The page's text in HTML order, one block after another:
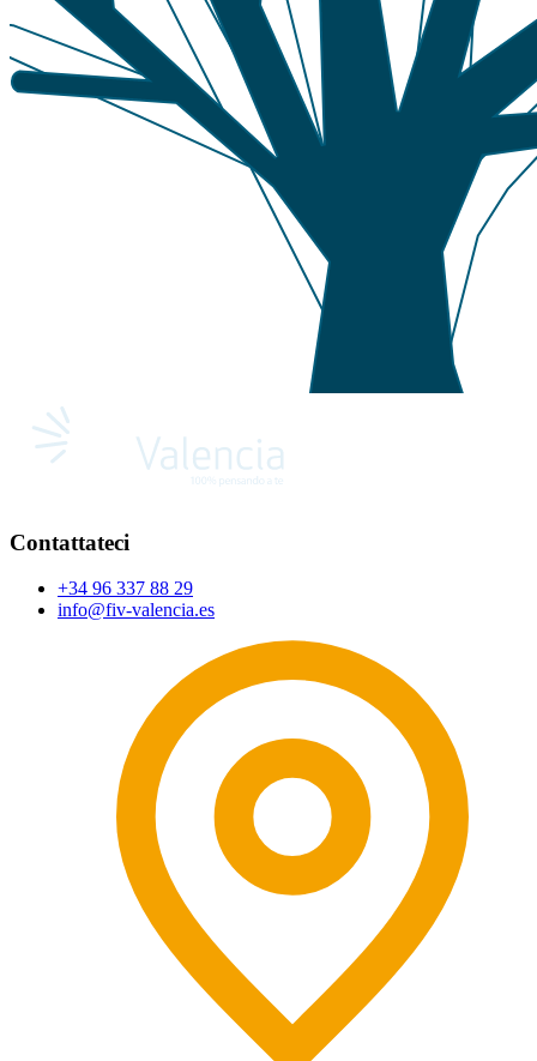
Contattateci
+34 96 337 88 29
info@fiv-valencia.es